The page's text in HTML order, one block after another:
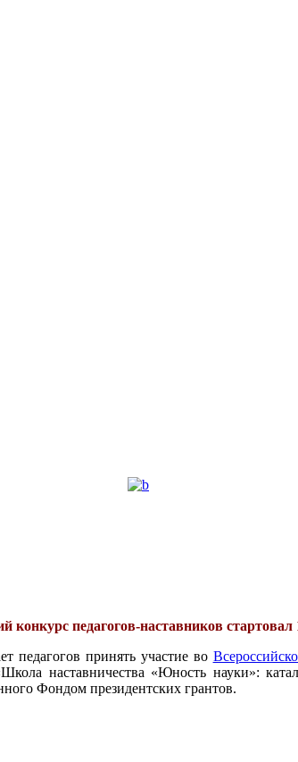
конкурс педагогов-наставников стартовал
педагогов принять участие во
наставничества «Юность науки»:
Фондом президентских грантов.